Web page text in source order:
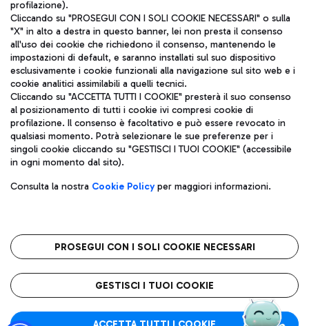
Pizza
Gelateria
Wine Bar & Sparkling
Autobus
Scopri le linee di autobus per raggiungere l'aeroporto
Leonardo Da Vinci.
Raggiungi l’aeroporto senza pensieri con il servizio di taxi a
Ristoranti
Scopri la nostra offerta per una pausa gustosa in aeroporto
Mappa Aeroporto Fiumicino
Aeroporti di Roma S.p.A. - Società soggetta a direzione e
coordinamento di Mundys S.p.A.
Codice fiscale e Registro delle Imprese di Roma 13032990155 P.
IVA 06572251004
Capitale sociale 62.224.743,00 int. vers.
Sede legale: Via Pier Paolo Racchetti 1 - 00054 Fiumicino (RM)
telefono +39 06 65951
Privacy policy
Note legali
Roma FCO
L'aeroporto stellato
profilazione).
Cliccando su "PROSEGUI CON I SOLI COOKIE NECESSARI" o sulla
"X" in alto a destra in questo banner, lei non presta il consenso
all'uso dei cookie che richiedono il consenso, mantenendo le
impostazioni di default, e saranno installati sul suo dispositivo
esclusivamente i cookie funzionali alla navigazione sul sito web e i
cookie analitici assimilabili a quelli tecnici.
Cliccando su "ACCETTA TUTTI I COOKIE" presterà il suo consenso
al posizionamento di tutti i cookie ivi compresi cookie di
profilazione. Il consenso è facoltativo e può essere revocato in
qualsiasi momento. Potrà selezionare le sue preferenze per i
singoli cookie cliccando su "GESTISCI I TUOI COOKIE" (accessibile
in ogni momento dal sito).
Consulta la nostra Cookie Policyper maggiori informazioni.
PROSEGUI CON I SOLI COOKIE NECESSARI
GESTISCI I TUOI COOKIE